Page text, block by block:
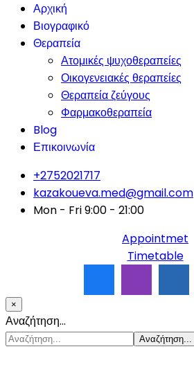
Αρχική
Βιογραφικό
Θεραπεία
Ατομικές ψυχοθεραπείες
Οικογενειακές θεραπείες
Θεραπεία ζεύγους
Φαρμακοθεραπεία
Blog
Επικοινωνία
+2752021717
kazakoueva.med@gmail.com
Mon - Fri 9:00 - 21:00
Appointmet
Timetable
×
Αναζήτηση...
Αναζήτηση...